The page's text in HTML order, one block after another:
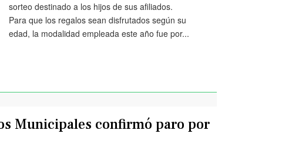
sorteo destinado a los hijos de sus afiliados.
Para que los regalos sean disfrutados según su
edad, la modalidad empleada este año fue por...
Municipales confirmó paro por